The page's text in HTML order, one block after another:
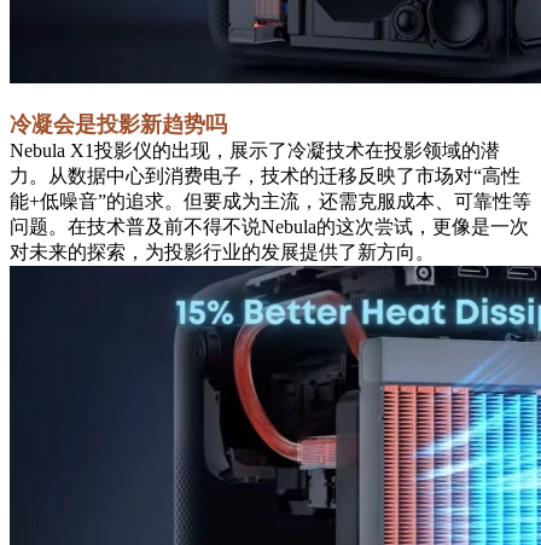
冷凝会是投影新趋势吗
Nebula X1投影仪的出现，展示了冷凝技术在投影领域的潜
力。从数据中心到消费电子，技术的迁移反映了市场对“高性
能+低噪音”的追求。但要成为主流，还需克服成本、可靠性等
问题。在技术普及前不得不说Nebula的这次尝试，更像是一次
对未来的探索，为投影行业的发展提供了新方向。